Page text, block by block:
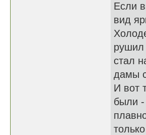
Если
вид
рушил
стал
дамы
И вот
были -